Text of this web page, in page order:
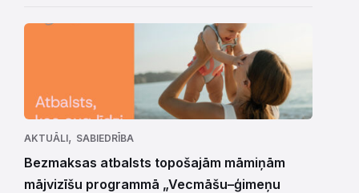
AKTUĀLI, SABIEDRĪBA
Bezmaksas atbalsts topošajām māmiņām
mājvizīšu programmā „Vecmāšu–ģimeņu